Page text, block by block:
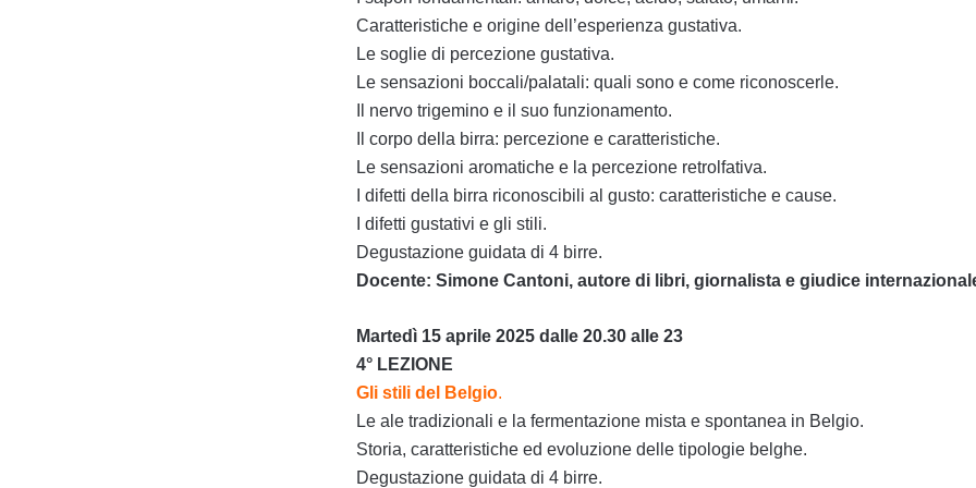
Caratteristiche e origine dell’esperienza gustativa.
Le soglie di percezione gustativa.
Le sensazioni boccali/palatali: quali sono e come riconoscerle.
Il nervo trigemino e il suo funzionamento.
Il corpo della birra: percezione e caratteristiche.
Le sensazioni aromatiche e la percezione retrolfativa.
I difetti della birra riconoscibili al gusto: caratteristiche e cause.
I difetti gustativi e gli stili.
Degustazione guidata di 4 birre.
Docente: Simone Cantoni, autore di libri, giornalista e giudice
Martedì 15 aprile 2025 dalle 20.30 alle 23
4° LEZIONE
Gli stili del Belgio.
Le ale tradizionali e la fermentazione mista e spontanea in Belgio.
Storia, caratteristiche ed evoluzione delle tipologie belghe.
Degustazione guidata di 4 birre.